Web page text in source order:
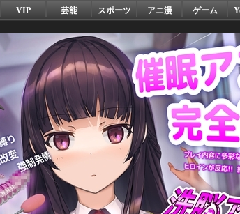
VIP 芸能 スポーツ アニ漫 ゲーム